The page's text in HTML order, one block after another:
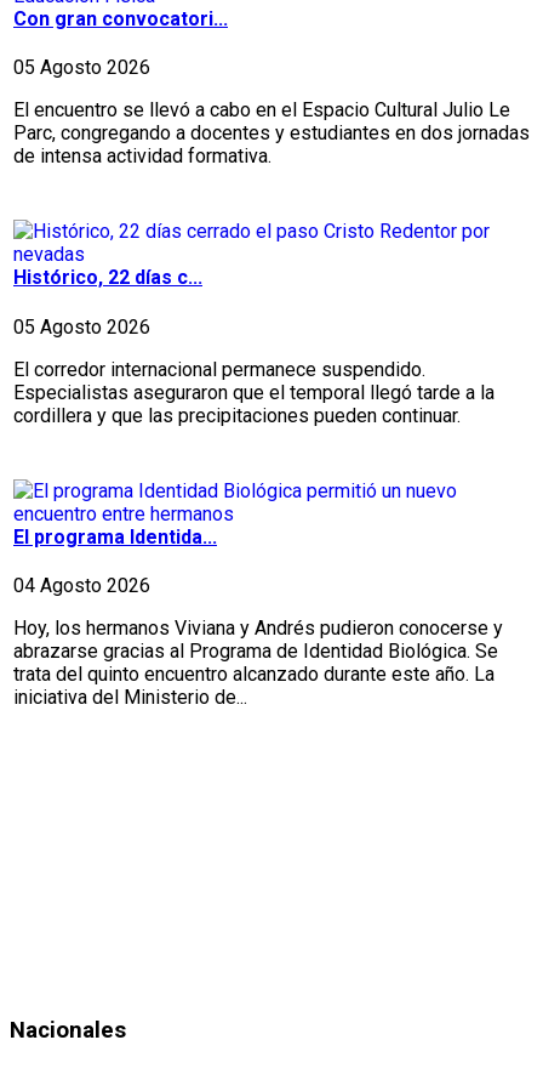
Con gran convocatori...
05 Agosto 2026
El encuentro se llevó a cabo en el Espacio Cultural Julio Le
Parc, congregando a docentes y estudiantes en dos jornadas
de intensa actividad formativa.
Histórico, 22 días c...
05 Agosto 2026
El corredor internacional permanece suspendido.
Especialistas aseguraron que el temporal llegó tarde a la
cordillera y que las precipitaciones pueden continuar.
El programa Identida...
04 Agosto 2026
Hoy, los hermanos Viviana y Andrés pudieron conocerse y
abrazarse gracias al Programa de Identidad Biológica. Se
trata del quinto encuentro alcanzado durante este año. La
iniciativa del Ministerio de...
Nacionales